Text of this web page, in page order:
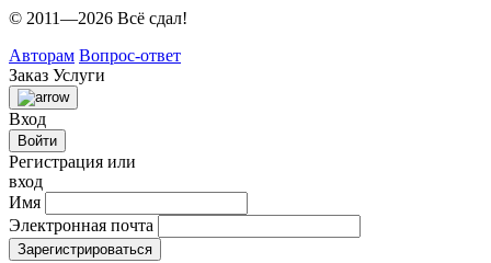
© 2011—2026 Всё сдал!
Авторам Вопрос-ответ
Заказ Услуги
Вход
Войти
Регистрация или
вход
Имя
Электронная почта
Зарегистрироваться